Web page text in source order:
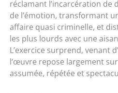
réclamant l’incarcération de
de l’émotion, transformant
affaire quasi criminelle, et
les plus lourds avec une
L’exercice surprend, venant
l’œuvre repose largement
assumée, répétée et